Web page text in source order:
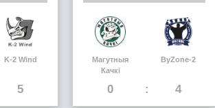
K-2 Wind
5
Магутныя
Качкi
0
ByZone-2
4